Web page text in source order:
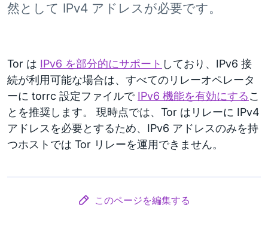
然として IPv4 アドレスが必要です。
Tor は IPv6 を部分的にサポート しており、IPv6 接
続が利用可能な場合は、すべてのリレーオペレータ
ーに torrc 設定ファイルで IPv6 機能を有効にするこ
とを推奨します。 現時点では、Tor はリレーに IPv4
アドレスを必要とするため、IPv6 アドレスのみを持
つホストでは Tor リレーを運用できません。
このページを編集する